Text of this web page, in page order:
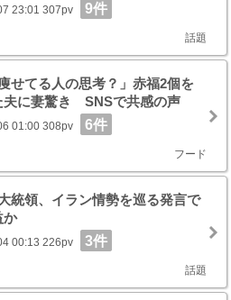
23:01 307pv 9件
話題
せてる人の思考？」赤福2個を
夫に妻驚き SNSで共感の声
01:00 308pv 6件
フード
統領、イラン情勢を巡る発言で
か
00:13 226pv 3件
話題